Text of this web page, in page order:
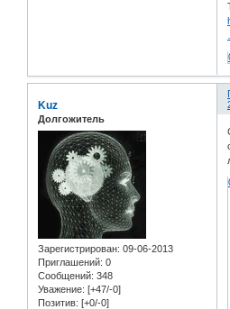
Kuz
Долгожитель
Зарегистрирован: 09-06-2013
Приглашений: 0
Сообщений: 348
Уважение: [+47/-0]
Позитив: [+0/-0]